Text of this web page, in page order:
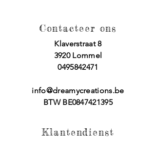
Contacteer ons
Klaverstraat 8
3920 Lommel
0495842471
info@dreamycreations.be
BTW BE0847421395
Klantendienst